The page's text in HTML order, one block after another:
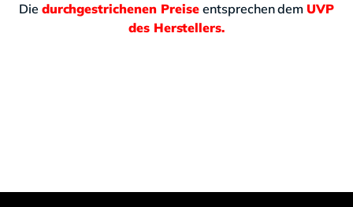
Die durchgestrichenen Preiseentsprechen dem UVP
des Herstellers.